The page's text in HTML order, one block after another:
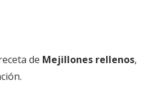
de Mejillones rellenos,